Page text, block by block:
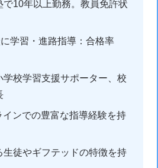
で10年以上勤務。教員免許状
学習・進路指導：合格率
学校学習支援サポーター、校
ンでの豊富な指導経験を持
生徒やギフテッドの特徴を持